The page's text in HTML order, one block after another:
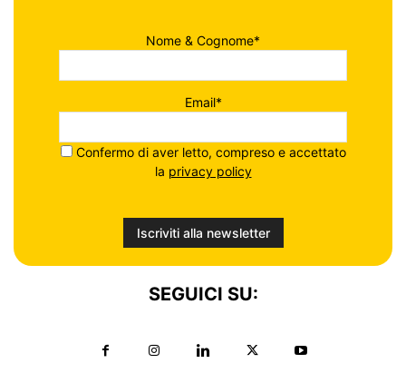
Nome & Cognome*
Email*
Confermo di aver letto, compreso e accettato
la privacy policy
SEGUICI SU: